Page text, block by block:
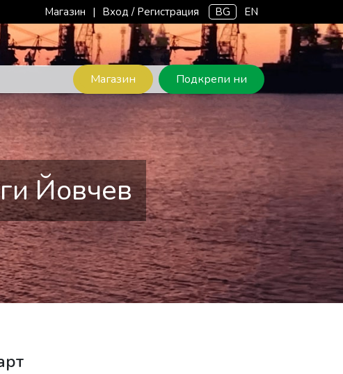
Магазин | Вход / Регистрация BG EN
Магазин Подкрепи ни
Йовчев